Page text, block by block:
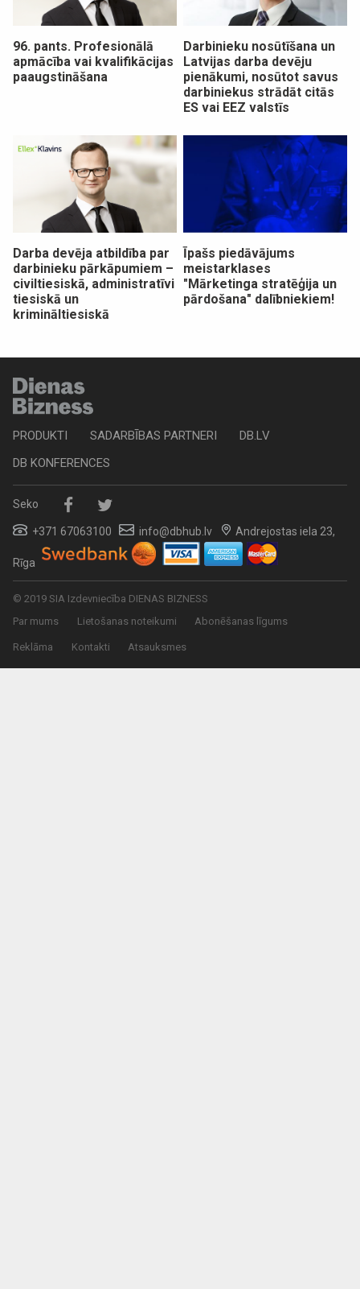
96. pants. Profesionālā
apmācība vai kvalifikācijas
paaugstināšana
Darbinieku nosūtīšana un
Latvijas darba devēju
pienākumi, nosūtot savus
darbiniekus strādāt citās
ES vai EEZ valstīs
Darba devēja atbildība par
darbinieku pārkāpumiem –
civiltiesiskā, administratīvi
tiesiskā un
krimināltiesiskā
Īpašs piedāvājums
meistarklases
"Mārketinga stratēģija un
pārdošana" dalībniekiem!
PRODUKTI SADARBĪBAS PARTNERI
DB.LV
DB KONFERENCES
Seko
+371 67063100 info@dbhub.lv Andrejostas iela 23,
Rīga
© 2019 SIA Izdevniecība DIENAS BIZNESS
Par mums
Lietošanas noteikumi Abonēšanas līgums
Reklāma Kontakti Atsauksmes